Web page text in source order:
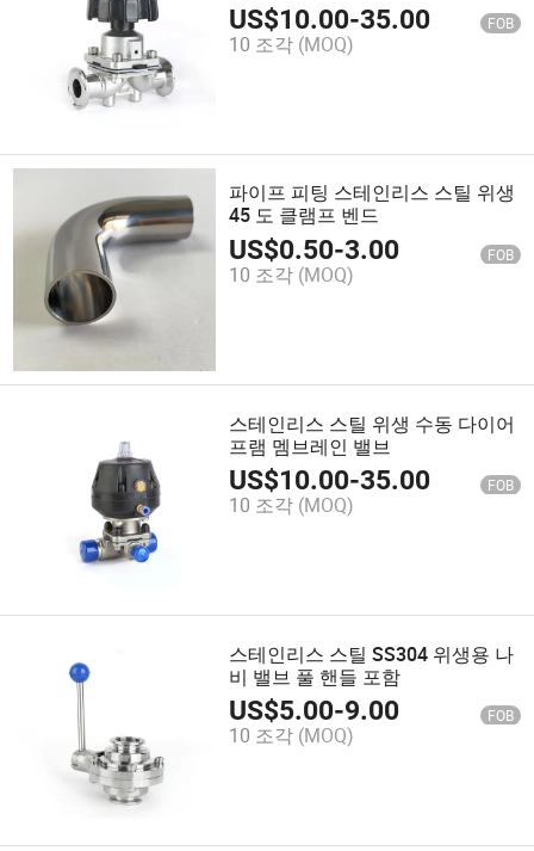
US$10.00-35.00 FOB
10 조각 (MOQ)
파이프 피팅 스테인리스 스틸 위생
45 도 클램프 벤드
US$0.50-3.00 FOB
10 조각 (MOQ)
스테인리스 스틸 위생 수동 다이어
프램 멤브레인 밸브
US$10.00-35.00 FOB
10 조각 (MOQ)
스테인리스 스틸 SS304 위생용 나
비 밸브 풀 핸들 포함
US$5.00-9.00 FOB
10 조각 (MOQ)